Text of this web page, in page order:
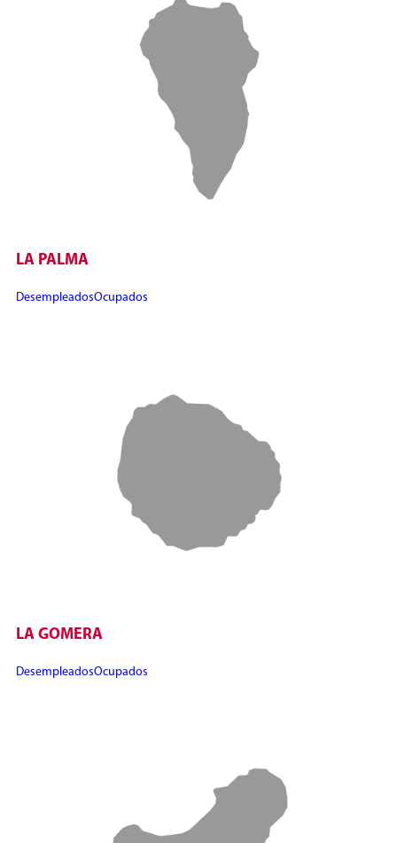
LA PALMA
DesempleadosOcupados
LA GOMERA
DesempleadosOcupados